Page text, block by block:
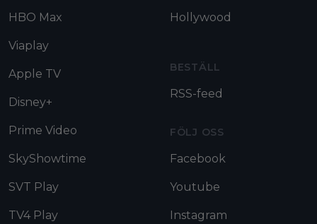
HBO Max
Viaplay
Apple TV
Disney+
Prime Video
SkyShowtime
SVT Play
TV4 Play
Hollywood
BESTÄLL
RSS-feed
FÖLJ OSS
Facebook
Youtube
Instagram